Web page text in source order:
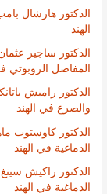
الدكتور هارشال
الهند
الدكتور ساجير
المفاصل الروبوتي
الدكتور راميش
والصرع في الهند
الدكتور كاوستوب
الدماغية في الهند
الدكتور راكيش
الدماغية في الهند